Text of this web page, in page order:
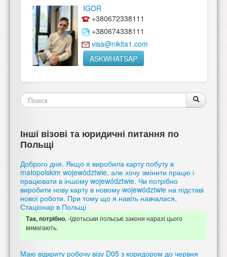
IGOR
+380672338111
+380674338111
visa@nikita1.com
ASKWHATSAP
Форма
поиска
Поиск
Інші візові та юридичні питання по
Польщі
Доброго дня. Якщо я виробила карту побуту в
małopolskim województwie, але хочу змінити працю і
працювати в іншому województwie. Чи потрібно
виробити нову карту в новому województwie на підставі
нової роботи. При тому що я навіть навчалася,
Стаціонар в Польщі
Так, потрібно.-Ідіотьськи польські закони наразі цього
вимагають.
Маю відкриту робочу візу D05 з коридором до червня